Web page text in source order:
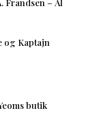
og Kaptajn
butik